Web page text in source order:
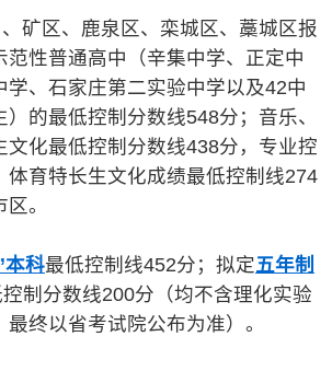
矿区、鹿泉区、栾城区、藁城区报
范性普通高中（辛集中学、正定中
学、石家庄第二实验中学以及42中
的最低控制分数线548分；音乐、
文化最低控制分数线438分，专业控
体育特长生文化成绩最低控制线274
。
本科最低控制线452分；拟定五年制
制分数线200分（均不含理化实验
终以省考试院公布为准）。